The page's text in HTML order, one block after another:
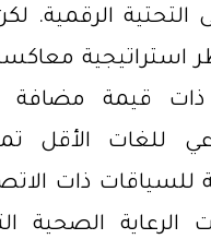
التحتية الرقمية.
استراتيجية معاكسة،
قيمة مضافة
للغات الأقل
للسياقات ذات
الرعاية الصحية